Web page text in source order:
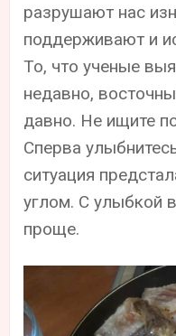
разрушают нас
поддерживают и
То, что ученые
недавно,
давно. Не ищите
Сперва
ситуация
углом. С улыбкой
проще.